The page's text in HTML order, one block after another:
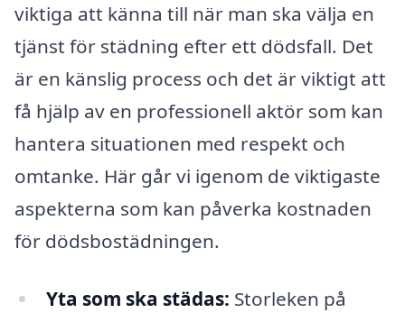
viktiga att känna till när man ska välja en
tjänst för städning efter ett dödsfall. Det
är en känslig process och det är viktigt att
få hjälp av en professionell aktör som kan
hantera situationen med respekt och
omtanke. Här går vi igenom de viktigaste
aspekterna som kan påverka kostnaden
för dödsbostädningen.
Yta som ska städas: Storleken på